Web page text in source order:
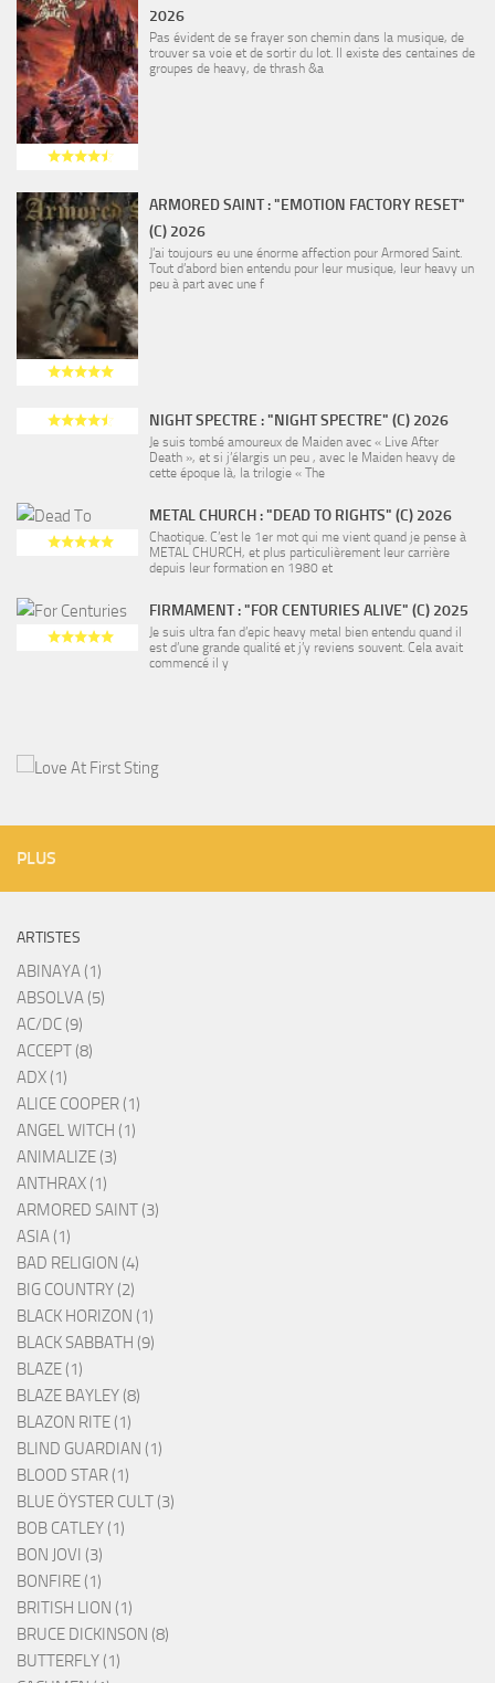
2026
Pas évident de se frayer son chemin dans la musique, de
trouver sa voie et de sortir du lot. Il existe des centaines de
groupes de heavy, de thrash &a
ARMORED SAINT : "EMOTION FACTORY RESET"
(C) 2026
J’ai toujours eu une énorme affection pour Armored Saint.
Tout d’abord bien entendu pour leur musique, leur heavy un
peu à part avec une f
NIGHT SPECTRE : "NIGHT SPECTRE" (C) 2026
Je suis tombé amoureux de Maiden avec « Live After
Death », et si j’élargis un peu , avec le Maiden heavy de
cette époque là, la trilogie « The
METAL CHURCH : "DEAD TO RIGHTS" (C) 2026
Chaotique. C’est le 1er mot qui me vient quand je pense à
METAL CHURCH, et plus particulièrement leur carrière
depuis leur formation en 1980 et
FIRMAMENT : "FOR CENTURIES ALIVE" (C) 2025
Je suis ultra fan d’epic heavy metal bien entendu quand il
est d’une grande qualité et j’y reviens souvent. Cela avait
commencé il y
PLUS
ARTISTES
ABINAYA (1)
ABSOLVA (5)
AC/DC (9)
ACCEPT (8)
ADX (1)
ALICE COOPER (1)
ANGEL WITCH (1)
ANIMALIZE (3)
ANTHRAX (1)
ARMORED SAINT (3)
ASIA (1)
BAD RELIGION (4)
BIG COUNTRY (2)
BLACK HORIZON (1)
BLACK SABBATH (9)
BLAZE (1)
BLAZE BAYLEY (8)
BLAZON RITE (1)
BLIND GUARDIAN (1)
BLOOD STAR (1)
BLUE ÖYSTER CULT (3)
BOB CATLEY (1)
BON JOVI (3)
BONFIRE (1)
BRITISH LION (1)
BRUCE DICKINSON (8)
BUTTERFLY (1)